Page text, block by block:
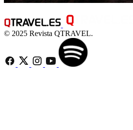
© 2025 Revista QTRAVEL.